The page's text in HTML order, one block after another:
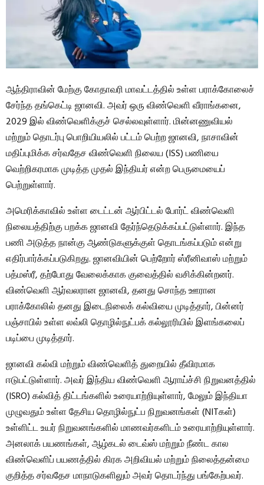
ஆந்திராவின் மேற்கு கோதாவரி மாவட்டத்தில் உள்ள பராக்கோலைச்
சேர்ந்த தங்கெட்டி ஜானவி. அவர் ஒரு விண்வெளி வீராங்கனை,
2029 இல் விண்வெளிக்குச் செல்லவுள்ளார். மின்னணுவியல்
மற்றும் தொடர்பு பொறியியலில் பட்டம் பெற்ற ஜானவி, நாசாவின்
மதிப்புமிக்க சர்வதேச விண்வெளி நிலைய (ISS) பணியை
வெற்றிகரமாக முடித்த முதல் இந்தியர் என்ற பெருமையைப்
பெற்றுள்ளார்.
அமெரிக்காவில் உள்ள டைட்டன் ஆர்பிட்டல் போர்ட் விண்வெளி
நிலையத்திற்கு பறக்க ஜானவி தேர்ந்தெடுக்கப்பட்டுள்ளார். இந்த
பணி அடுத்த நான்கு ஆண்டுகளுக்குள் தொடங்கப்படும் என்று
எதிர்பார்க்கப்படுகிறது. ஜானவியின் பெற்றோர் ஸ்ரீனிவாஸ் மற்றும்
பத்மஸ்ரீ, தற்போது வேலைக்காக குவைத்தில் வசிக்கின்றனர்.
விண்வெளி ஆர்வலரான ஜானவி, தனது சொந்த ஊரான
பராக்கோலில் தனது இடைநிலைக் கல்வியை முடித்தார், பின்னர்
பஞ்சாபில் உள்ள லவ்லி தொழில்நுட்பக் கல்லூரியில் இளங்கலைப்
படிப்பை முடித்தார்.
ஜானவி கல்வி மற்றும் விண்வெளித் துறையில் தீவிரமாக
ஈடுபட்டுள்ளார். அவர் இந்திய விண்வெளி ஆராய்ச்சி நிறுவனத்தில்
(ISRO) கல்வித் திட்டங்களில் உரையாற்றியுள்ளார், மேலும் இந்தியா
முழுவதும் உள்ள தேசிய தொழில்நுட்ப நிறுவனங்கள் (NITகள்)
உள்ளிட்ட உயர் நிறுவனங்களில் மாணவர்களிடம் உரையாற்றியுள்ளார்.
அனலாக் பயணங்கள், ஆழ்கடல் டைவ்ஸ் மற்றும் நீண்ட கால
விண்வெளிப் பயணத்தில் கிரக அறிவியல் மற்றும் நிலைத்தன்மை
குறித்த சர்வதேச மாநாடுகளிலும் அவர் தொடர்ந்து பங்கேற்பவர்.